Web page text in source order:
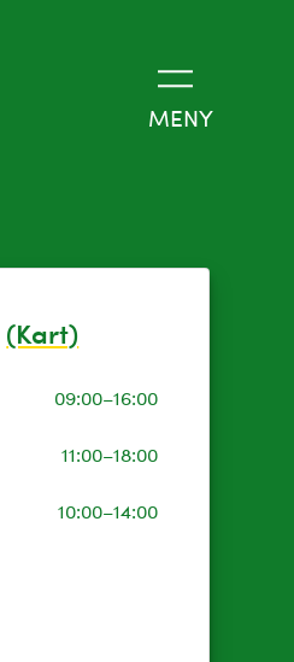
MENY
(Kart)
09:00–16:00
11:00–18:00
10:00–14:00